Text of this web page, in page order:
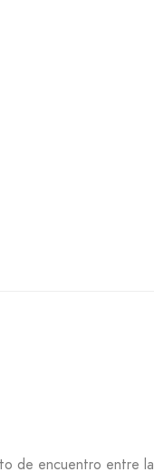
de encuentro entre la